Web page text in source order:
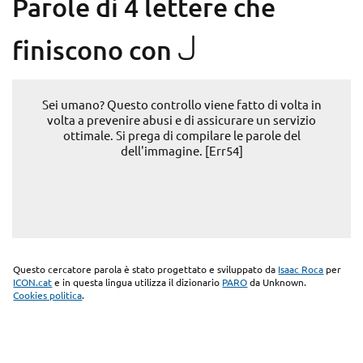
Parole di 4 lettere che
finiscono con J
Sei umano? Questo controllo viene fatto di volta in
volta a prevenire abusi e di assicurare un servizio
ottimale. Si prega di compilare le parole del
dell'immagine. [Err54]
Questo cercatore parola è stato progettato e sviluppato da Isaac Roca per
ICON.cate in questa lingua utilizza il dizionario PAROda Unknown.
Cookies politica.